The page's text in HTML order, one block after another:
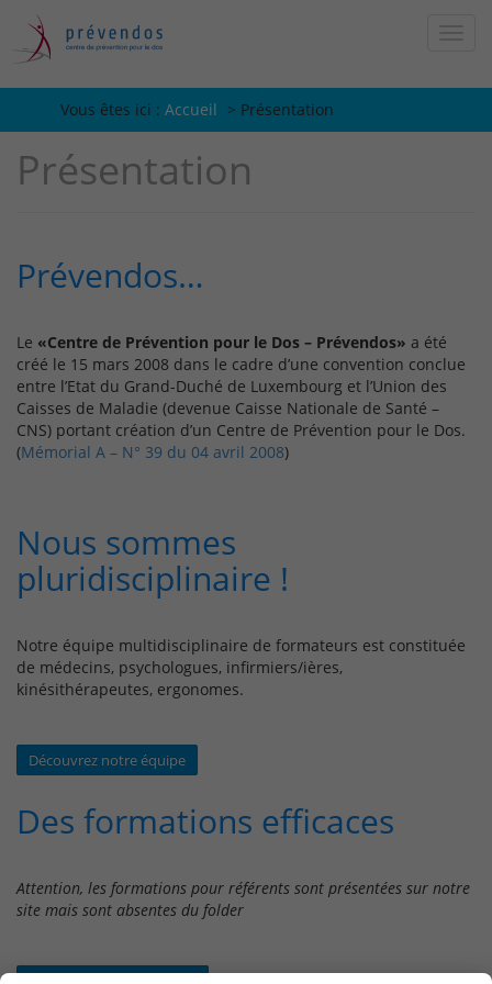
Vous êtes ici : Accueil > Présentation
Présentation
Prévendos…
Le «Centre de Prévention pour le Dos – Prévendos» a été
créé le 15 mars 2008 dans le cadre d’une convention conclue
entre l’Etat du Grand-Duché de Luxembourg et l’Union des
Caisses de Maladie (devenue Caisse Nationale de Santé –
CNS) portant création d’un Centre de Prévention pour le Dos.
(Mémorial A – N° 39 du 04 avril 2008)
Nous sommes
pluridisciplinaire !
Notre équipe multidisciplinaire de formateurs est constituée
de médecins, psychologues, infirmiers/ières,
kinésithérapeutes, ergonomes.
Découvrez notre équipe
Des formations efficaces
Attention, les formations pour référents sont présentées sur notre
site mais sont absentes du folder